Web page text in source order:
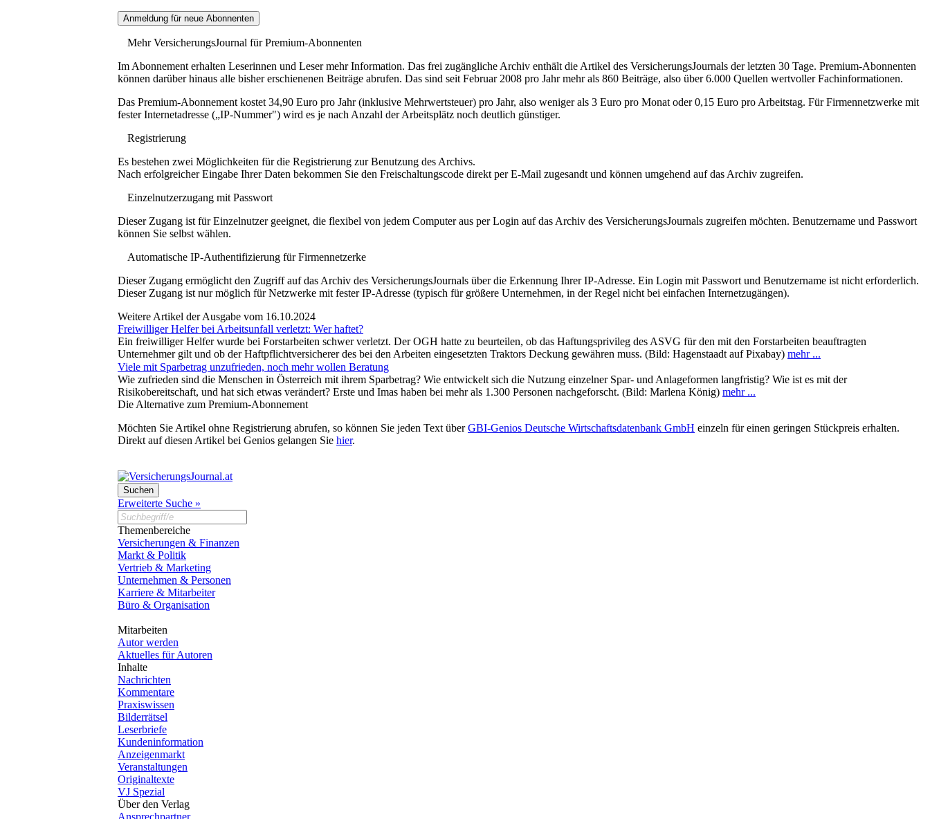
Mehr VersicherungsJournal für Premium-Abonnenten
Im Abonnement erhalten Leserinnen und Leser mehr Information. Das frei zugängliche Archiv enthält die Artikel des VersicherungsJournals der letzten 30 Tage. Premium-Abonnenten
können darüber hinaus alle bisher erschienenen Beiträge abrufen. Das sind seit Februar 2008 pro Jahr mehr als 860 Beiträge, also über 6.000 Quellen wertvoller Fachinformationen.
Das Premium-Abonnement kostet 34,90 Euro pro Jahr (inklusive Mehrwertsteuer) pro Jahr, also weniger als 3 Euro pro Monat oder 0,15 Euro pro Arbeitstag. Für Firmennetzwerke mit
fester Internetadresse („IP-Nummer") wird es je nach Anzahl der Arbeitsplätz noch deutlich günstiger.
Registrierung
Es bestehen zwei Möglichkeiten für die Registrierung zur Benutzung des Archivs.
Nach erfolgreicher Eingabe Ihrer Daten bekommen Sie den Freischaltungscode direkt per E-Mail zugesandt und können umgehend auf das Archiv zugreifen.
Einzelnutzerzugang mit Passwort
Dieser Zugang ist für Einzelnutzer geeignet, die flexibel von jedem Computer aus per Login auf das Archiv des VersicherungsJournals zugreifen möchten. Benutzername und Passwort
können Sie selbst wählen.
Automatische IP-Authentifizierung für Firmennetzerke
Dieser Zugang ermöglicht den Zugriff auf das Archiv des VersicherungsJournals über die Erkennung Ihrer IP-Adresse. Ein Login mit Passwort und Benutzername ist nicht erforderlich.
Dieser Zugang ist nur möglich für Netzwerke mit fester IP-Adresse (typisch für größere Unternehmen, in der Regel nicht bei einfachen Internetzugängen).
Weitere Artikel der Ausgabe vom 16.10.2024
Freiwilliger Helfer bei Arbeitsunfall verletzt: Wer haftet?
Ein freiwilliger Helfer wurde bei Forstarbeiten schwer verletzt. Der OGH hatte zu beurteilen, ob das Haftungsprivileg des ASVG für den mit den Forstarbeiten beauftragten
Unternehmer gilt und ob der Haftpflichtversicherer des bei den Arbeiten eingesetzten Traktors Deckung gewähren muss. (Bild: Hagenstaadt auf Pixabay) mehr ...
Viele mit Sparbetrag unzufrieden, noch mehr wollen Beratung
Wie zufrieden sind die Menschen in Österreich mit ihrem Sparbetrag? Wie entwickelt sich die Nutzung einzelner Spar- und Anlageformen langfristig? Wie ist es mit der
Risikobereitschaft, und hat sich etwas verändert? Erste und Imas haben bei mehr als 1.300 Personen nachgeforscht. (Bild: Marlena König) mehr ...
Die Alternative zum Premium-Abonnement
Möchten Sie Artikel ohne Registrierung abrufen, so können Sie jeden Text überGBI-Genios Deutsche Wirtschaftsdatenbank GmbH einzeln für einen geringen Stückpreis erhalten.
Direkt auf diesen Artikel bei Genios gelangen Sie hier.
Erweiterte Suche »
Themenbereiche
Versicherungen & Finanzen
Markt & Politik
Vertrieb & Marketing
Unternehmen & Personen
Karriere & Mitarbeiter
Büro & Organisation
Mitarbeiten
Autor werden
Aktuelles für Autoren
Inhalte
Nachrichten
Kommentare
Praxiswissen
Bilderrätsel
Leserbriefe
Kundeninformation
Anzeigenmarkt
Veranstaltungen
Originaltexte
VJ Spezial
Über den Verlag
Ansprechpartner